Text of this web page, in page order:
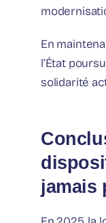
En
l’État
solidarité
jamais